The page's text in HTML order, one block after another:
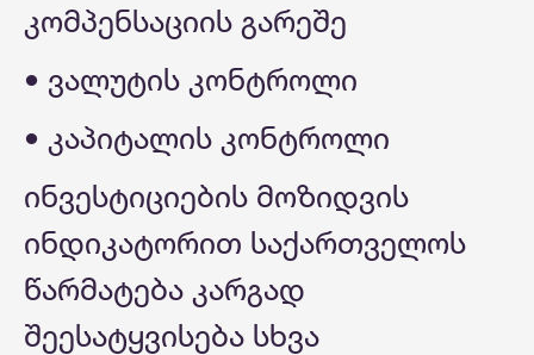
კომპენსაციის გარეშე
• ვალუტის კონტროლი
• კაპიტალის კონტროლი
ინვესტიციების მოზიდვის
ინდიკატორით საქართველოს
წარმატება კარგად
შეესატყვისება სხვა